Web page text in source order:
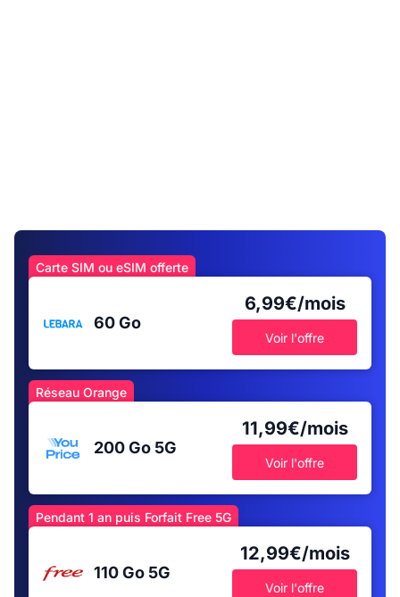
Carte SIM ou eSIM offerte
60 Go
6,99€/mois
Voir l'offre
Réseau Orange
200 Go 5G
11,99€/mois
Voir l'offre
Pendant 1 an puis Forfait Free 5G
110 Go 5G
12,99€/mois
Voir l'offre